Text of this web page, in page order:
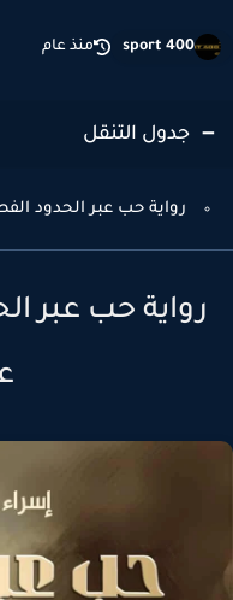
sport 400 منذ عام
جدول التنقل
رواية حب عبر الحدود
رواية حب عبر